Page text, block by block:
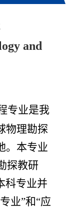
and
专业是我
物理勘探
。本专业
探教研
科专业并
业”和“应